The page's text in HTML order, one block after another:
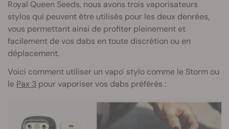
Royal Queen Seeds, nous avons trois vaporisateurs
stylos qui peuvent être utilisés pour les deux denrées,
vous permettant ainsi de profiter pleinement et
facilement de vos dabs en toute discrétion ou en
déplacement.
Voici comment utiliser un vapo' stylo comme le Storm ou
le Pax 3 pour vaporiser vos dabs préférés :